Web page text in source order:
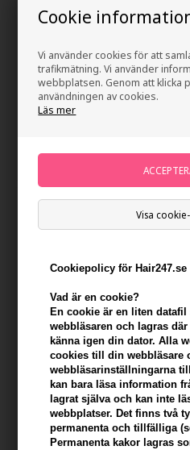
Cookie
Vi använder cookies för att
trafikmätning. Vi använder
webbplatsen. Genom att klicka
användningen av cookies.
Läs mer
Visa
Cookiepolicy för Hair247.se
Vad är en cookie?
En cookie är en liten
webbläsaren och lagras
känna igen din dator. Alla
cookies till din webbläsare
webbläsarinställningarna
kan bara läsa information
lagrat själva och kan inte
webbplatser. Det finns två
permanenta och tillfälliga
Permanenta kakor lagras
Aphro Celina Corallion
Eyelash Serum 3ml
Aphro Celina Serum Spray för
hår och skägg 30ml
Ej i lager